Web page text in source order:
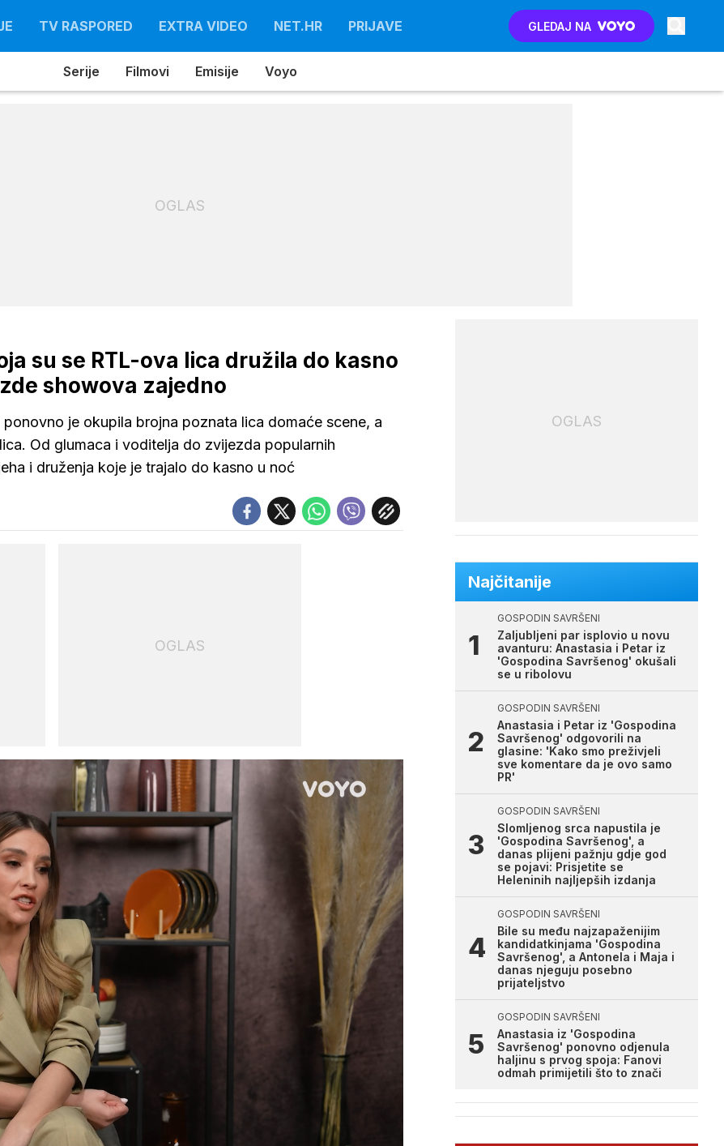
TV RASPORED EXTRA VIDEO NET.HR PRIJAVE GLEDAJ NA
Serije Filmovi Emisije Voyo
OGLAS
su se RTL-ova lica družila do kasno
showova zajedno
je okupila brojna poznata lica domaće scene, a
Od glumaca i voditelja do zvijezda popularnih
i druženja koje je trajalo do kasno u noć
OGLAS
OGLAS
Najčitanije
GOSPODIN SAVRŠENI
Zaljubljeni par isplovio u novu
avanturu: Anastasia i Petar iz
'Gospodina Savršenog' okušali
se u ribolovu
GOSPODIN SAVRŠENI
Anastasia i Petar iz 'Gospodina
Savršenog' odgovorili na
glasine: 'Kako smo preživjeli
sve komentare da je ovo samo
PR'
GOSPODIN SAVRŠENI
Slomljenog srca napustila je
'Gospodina Savršenog', a
danas plijeni pažnju gdje god
se pojavi: Prisjetite se
Heleninih najljepših izdanja
GOSPODIN SAVRŠENI
Bile su među najzapaženijim
kandidatkinjama 'Gospodina
Savršenog', a Antonela i Maja i
danas njeguju posebno
prijateljstvo
GOSPODIN SAVRŠENI
Anastasia iz 'Gospodina
Savršenog' ponovno odjenula
haljinu s prvog spoja: Fanovi
odmah primijetili što to znači